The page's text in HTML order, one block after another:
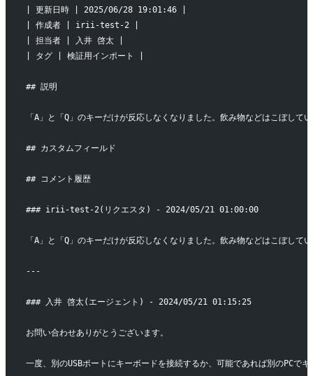
| 更新日時 | 2025/06/28 19:01:46 |
| 作成者 | irii-test-2 |
| 担当者 | 入井 啓太 |
| タグ | 検証用インポート |
## 説明
「A」と「Q」のキーだけが反応しなくなりました。飲み物などはこぼして
## カスタムフィールド
## コメント履歴
### irii-test-2(リクエスタ) - 2024/05/21 01:00:00
「A」と「Q」のキーだけが反応しなくなりました。飲み物などはこぼして
---
### 入井 啓太(エージェント) - 2024/05/21 01:15:25
お問い合わせありがとうございます。
一度、別のUSBポートにキーボードを接続するか、可能であれば別のPCで